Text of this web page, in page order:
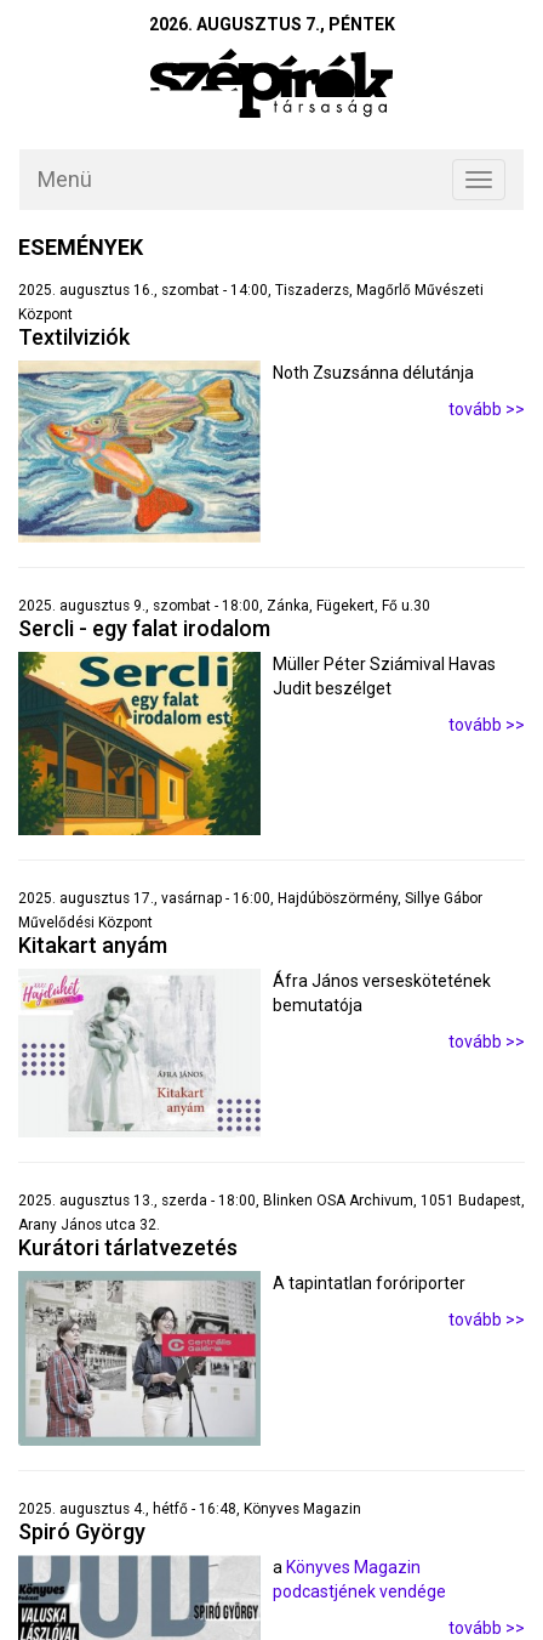
2026. AUGUSZTUS 7., PÉNTEK
Toggle
Menü
ESEMÉNYEK
2025. augusztus 16., szombat - 14:00, Tiszaderzs, Magőrlő Művészeti
Központ
Textilviziók
Noth Zsuzsánna délutánja
tovább >>
2025. augusztus 9., szombat - 18:00, Zánka, Fügekert, Fő u.30
Sercli - egy falat irodalom
Müller Péter Sziámival Havas
Judit beszélget
tovább >>
2025. augusztus 17., vasárnap - 16:00, Hajdúböszörmény, Sillye Gábor
Művelődési Központ
Kitakart anyám
Áfra János verseskötetének
bemutatója
tovább >>
2025. augusztus 13., szerda - 18:00, Blinken OSA Archivum, 1051 Budapest,
Arany János utca 32.
Kurátori tárlatvezetés
A tapintatlan foróriporter
tovább >>
2025. augusztus 4., hétfő - 16:48, Könyves Magazin
Spiró György
a Könyves Magazin
podcastjének vendége
tovább >>